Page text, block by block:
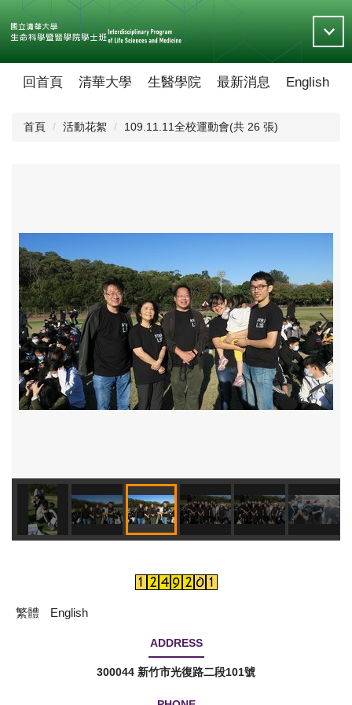
到
主
要
回首頁 清華大學 生醫學院 最新消息 English
首頁 活動花絮 109.11.11全校運動會(共 26 張)
繁體 English
ADDRESS
300044 新竹市光復路二段101號